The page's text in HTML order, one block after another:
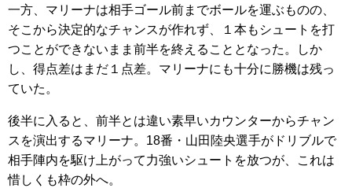
一方、マリーナは相手ゴール前までボールを運ぶものの、
そこから決定的なチャンスが作れず、１本もシュートを打
つことができないまま前半を終えることとなった。しか
し、得点差はまだ１点差。マリーナにも十分に勝機は残っ
ていた。
後半に入ると、前半とは違い素早いカウンターからチャン
スを演出するマリーナ。18番・山田陸央選手がドリブルで
相手陣内を駆け上がって力強いシュートを放つが、これは
惜しくも枠の外へ。